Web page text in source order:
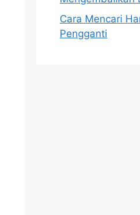
Cara Mencari
Pengganti